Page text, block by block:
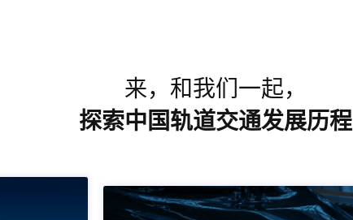
来，和我们一起，
探索中国轨道交通发展历程